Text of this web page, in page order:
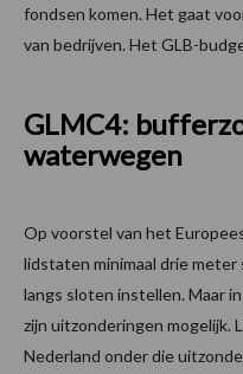
fondsen komen. Het gaat
van bedrijven. Het GLB-
GLMC4:
waterwegen
Op voorstel van het
lidstaten minimaal drie
langs sloten instellen. Maar
zijn uitzonderingen mogelijk.
Nederland onder die